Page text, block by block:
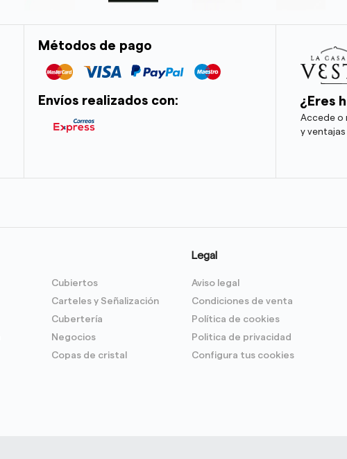
Métodos de pago
Envíos realizados con: ¿Eres
Accede o
y
Cubiertos
Carteles y Señalización
Cubertería
Negocios
Copas de cristal
Legal
Aviso legal
Condiciones de venta
Política de cookies
Politica de privacidad
Configura tus cookies